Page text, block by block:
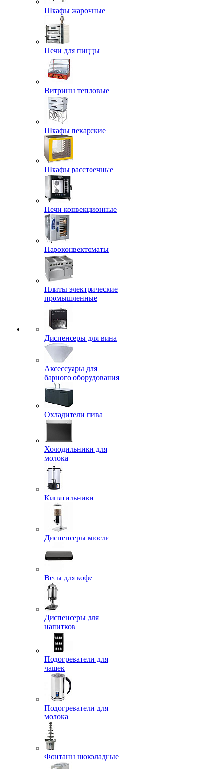
Шкафы жарочные
Печи для пиццы
Витрины тепловые
Шкафы пекарские
Шкафы расстоечные
Печи конвекционные
Пароконвектоматы
Плиты электрические
промышленные
Диспенсеры для вина
Аксессуары для
барного оборудования
Охладители пива
Холодильники для
молока
Кипятильники
Диспенсеры мюсли
Весы для кофе
Диспенсеры для
напитков
Подогреватели для
чашек
Подогреватели для
молока
Фонтаны шоколадные